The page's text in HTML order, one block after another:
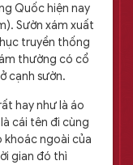
Quốc hiện nay
Sườn xám xuất
truyền thống
thường có cổ
cạnh sườn.
hay như là áo
cái tên đi cùng
khoác ngoài của
gian đó thì